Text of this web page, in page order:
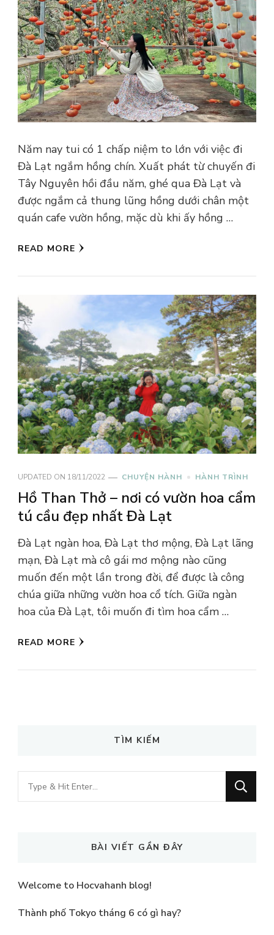
Năm nay tui có 1 chấp niệm to lớn với việc đi
Đà Lạt ngắm hồng chín. Xuất phát từ chuyến đi
Tây Nguyên hồi đầu năm, ghé qua Đà Lạt và
được ngắm cả thung lũng hồng dưới chân một
quán cafe vườn hồng, mặc dù khi ấy hồng …
READ MORE
UPDATED ON 18/11/2022 CHUYỆN HÀNH HÀNH TRÌNH
Hồ Than Thở – nơi có vườn hoa cẩm
tú cầu đẹp nhất Đà Lạt
Đà Lạt ngàn hoa, Đà Lạt thơ mộng, Đà Lạt lãng
mạn, Đà Lạt mà cô gái mơ mộng nào cũng
muốn đến một lần trong đời, để được là công
chúa giữa những vườn hoa cổ tích. Giữa ngàn
hoa của Đà Lạt, tôi muốn đi tìm hoa cẩm …
READ MORE
TÌM KIẾM
Looking
for
BÀI VIẾT GẦN ĐÂY
Welcome to Hocvahanh blog!
Thành phố Tokyo tháng 6 có gì hay?